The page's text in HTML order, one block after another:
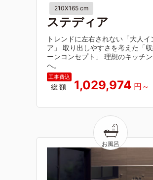
210X165 cm
ステディア
トレンドに左右されない「大人イ
ア」 取り出しやすさを考えた「
ーンコンセプト」 理想のキッチ
へ。
総額 1,029,974